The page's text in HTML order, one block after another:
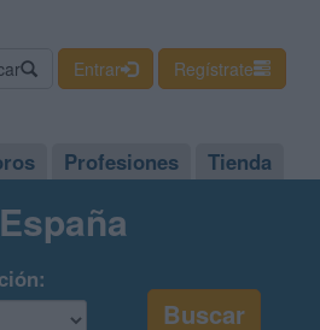
Entrar Regístrate
Profesiones Tienda